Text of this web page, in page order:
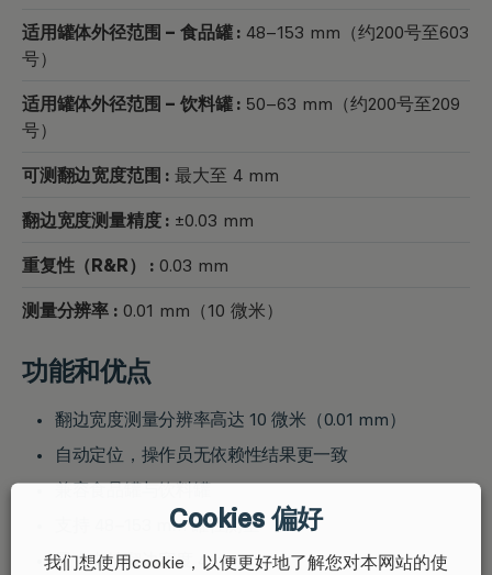
适用罐体外径范围 – 食品罐 : 48–153 mm（约200号至603
号）
适用罐体外径范围 – 饮料罐 : 50–63 mm（约200号至209
号）
可测翻边宽度范围 : 最大至 4 mm
翻边宽度测量精度 : ±0.03 mm
重复性（R&R） : 0.03 mm
测量分辨率 :0.01 mm（10 微米）
功能和优点
翻边宽度测量分辨率高达 10 微米（0.01 mm）
自动定位，操作员无依赖性结果更一致
兼容食品罐与饮料罐
支持 48–153 mm 罐径测量
最大支持翻边宽度 4 mm
Cookies 偏好
我们想使用cookie，以便更好地了解您对本网站的使